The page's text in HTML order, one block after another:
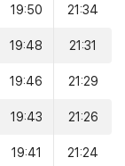
19:50 21:34
19:48 21:31
19:46 21:29
19:43 21:26
19:41 21:24